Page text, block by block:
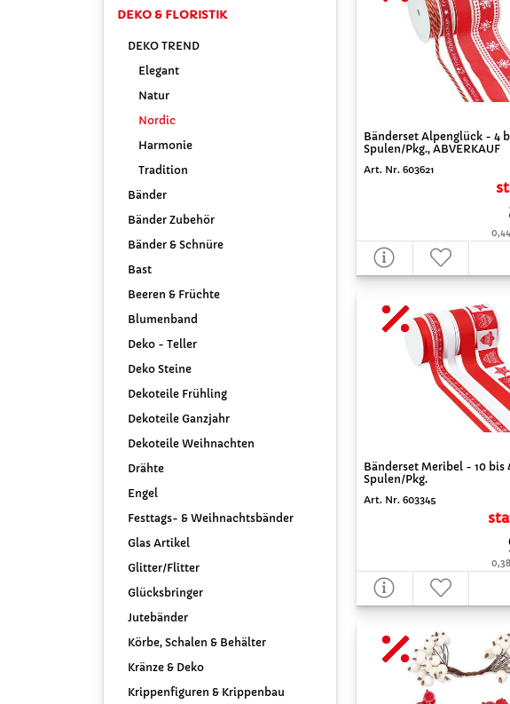
DEKO & FLORISTIK
DEKO TREND
Elegant
Natur
Nordic
Harmonie
Tradition
Bänder
Bänder Zubehör
Bänder & Schnüre
Bast
Beeren & Früchte
Blumenband
Deko - Teller
Deko Steine
Dekoteile Frühling
Dekoteile Ganzjahr
Dekoteile Weihnachten
Drähte
Engel
Festtags- & Weihnachtsbänder
Glas Artikel
Glitter/Flitter
Glücksbringer
Jutebänder
Körbe, Schalen & Behälter
Kränze & Deko
Krippenfiguren & Krippenbau
Bänderset Alpenglück - 4
Spulen/Pkg., ABVERKAUF
Art. Nr. 603621
Bänderset Meribel - 10 bis
Spulen/Pkg.
Art. Nr. 603345